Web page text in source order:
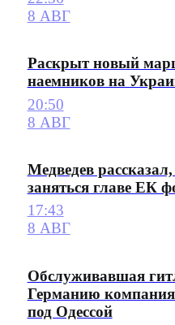
8 АВГ
Раскрыт новый
наемников на
20:50
8 АВГ
Медведев рассказал,
заняться главе ЕК
17:43
8 АВГ
Обслуживавшая
Германию компания
под Одессой